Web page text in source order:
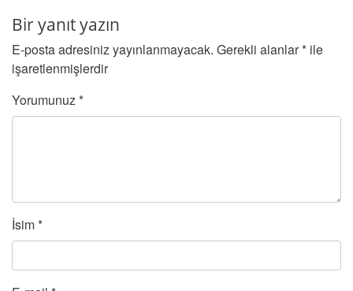
Bir yanıt yazın
E-posta adresiniz yayınlanmayacak. Gerekli alanlar* ile
işaretlenmişlerdir
Yorumunuz*
İsim*